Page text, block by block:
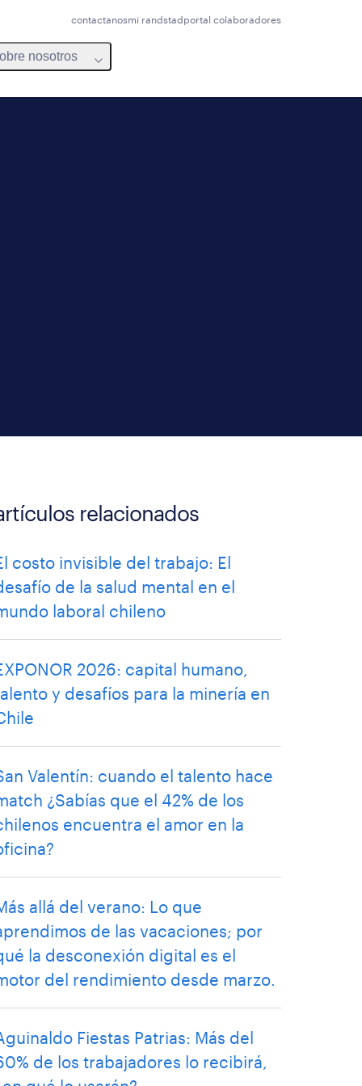
contactanosmi randstadportal colaboradores
nosotros
relacionados
costo invisible del trabajo: El
de la salud mental en el
laboral chileno
2026: capital humano,
y desafíos para la minería en
Valentín: cuando el talento hace
¿Sabías que el 42% de los
encuentra el amor en la
allá del verano: Lo que
de las vacaciones; por
la desconexión digital es el
del rendimiento desde marzo.
Fiestas Patrias: Más del
de los trabajadores lo recibirá,